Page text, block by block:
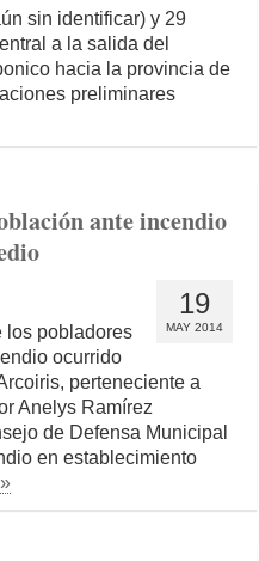
sin identificar) y 29
a la salida del
hacia la provincia de
preliminares
ante incendio
19
MAY 2014
los pobladores
ocurrido
perteneciente a
Anelys Ramírez
de Defensa Municipal
en establecimiento
»